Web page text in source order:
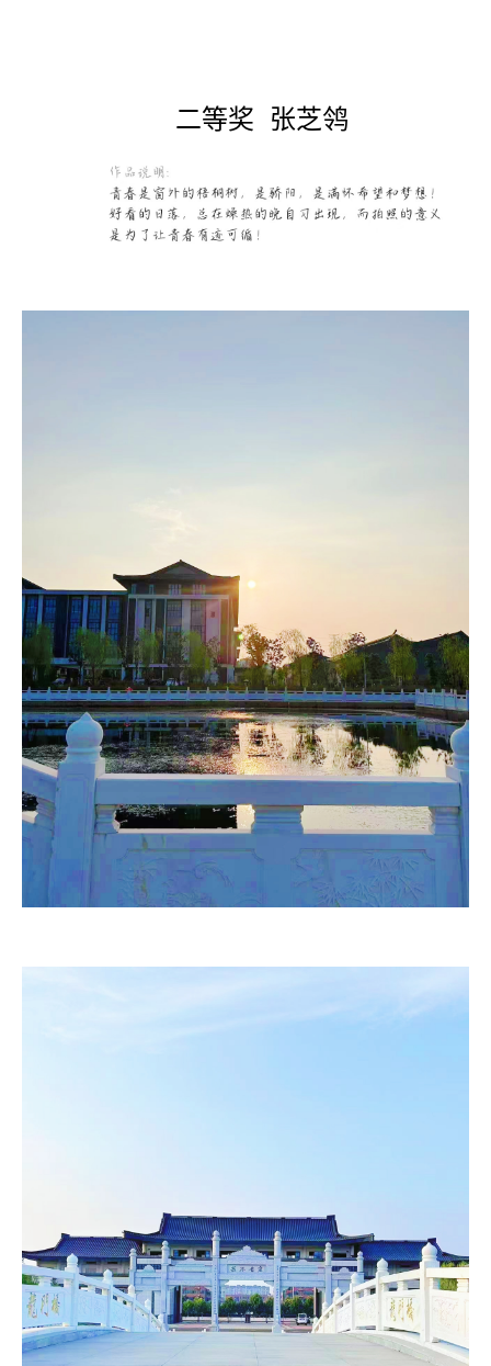
二等奖 张芝鸰